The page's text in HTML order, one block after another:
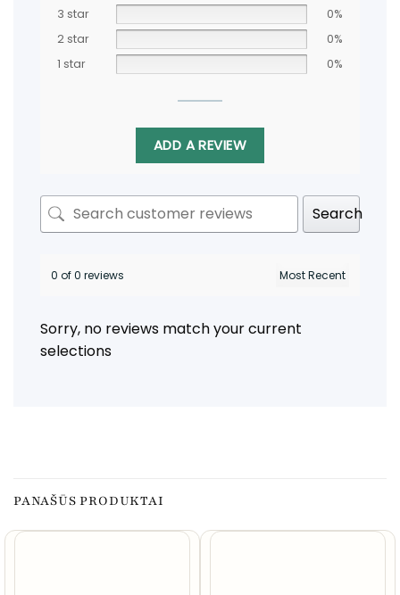
3 star
0%
2 star
0%
1 star
0%
ADD A REVIEW
Search
0 of 0 reviews
Sorry, no reviews match your current
selections
PANAŠŪS PRODUKTAI